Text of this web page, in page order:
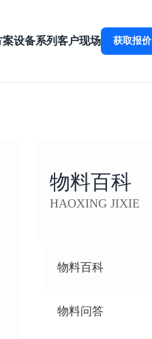
案设备系列客户现场 获取报价
物料百科
HAOXING JIXIE
物料百科
物料问答